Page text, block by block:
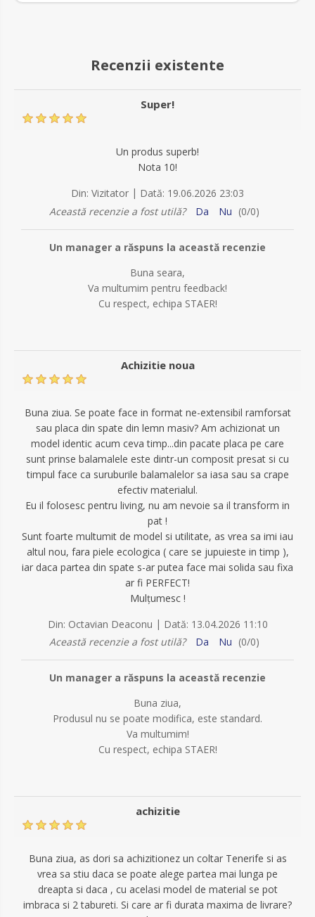
Recenzii existente
Super!
Un produs superb!
Nota 10!
Din: Vizitator | Dată: 19.06.2026 23:03
Această recenzie a fost utilă?
Da Nu (0/0)
Un manager a răspuns la această recenzie
Buna seara,
Va multumim pentru feedback!
Cu respect, echipa STAER!
Achizitie noua
Buna ziua. Se poate face in format ne-extensibil ramforsat
sau placa din spate din lemn masiv? Am achizionat un
model identic acum ceva timp...din pacate placa pe care
sunt prinse balamalele este dintr-un composit presat si cu
timpul face ca suruburile balamalelor sa iasa sau sa crape
efectiv materialul.
Eu il folosesc pentru living, nu am nevoie sa il transform in
pat !
Sunt foarte multumit de model si utilitate, as vrea sa imi iau
altul nou, fara piele ecologica ( care se jupuieste in timp ),
iar daca partea din spate s-ar putea face mai solida sau fixa
ar fi PERFECT!
Mulțumesc !
Din: Octavian Deaconu | Dată: 13.04.2026 11:10
Această recenzie a fost utilă?
Da Nu (0/0)
Un manager a răspuns la această recenzie
Buna ziua,
Produsul nu se poate modifica, este standard.
Va multumim!
Cu respect, echipa STAER!
achizitie
Buna ziua, as dori sa achizitionez un coltar Tenerife si as
vrea sa stiu daca se poate alege partea mai lunga pe
dreapta si daca , cu acelasi model de material se pot
imbraca si 2 tabureti. Si care ar fi durata maxima de livrare?